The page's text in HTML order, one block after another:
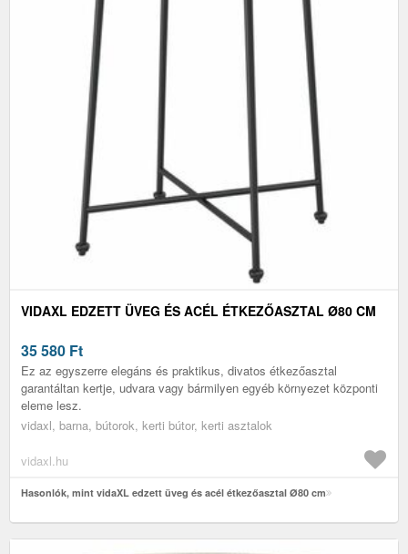
VIDAXL EDZETT ÜVEG ÉS ACÉL ÉTKEZŐASZTAL Ø80 CM
35 580 Ft
Ez az egyszerre elegáns és praktikus, divatos étkezőasztal
garantáltan kertje, udvara vagy bármilyen egyéb környezet központi
eleme lesz.
vidaxl, barna, bútorok, kerti bútor, kerti asztalok
vidaxl.hu
Hasonlók, mint vidaXL edzett üveg és acél étkezőasztal Ø80 cm